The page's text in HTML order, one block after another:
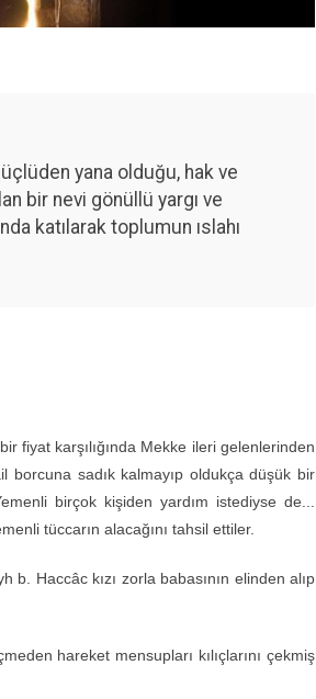
yana olduğu, hak ve
bir nevi gönüllü yargı ve
katılarak toplumun ıslahı
fiyat karşılığında Mekke ileri gelenlerinden
borcuna sadık kalmayıp oldukça düşük bir
birçok kişiden yardım istediyse de...
tüccarın alacağını tahsil ettiler.
Haccâc kızı zorla babasının elinden alıp
hareket mensupları kılıçlarını çekmiş